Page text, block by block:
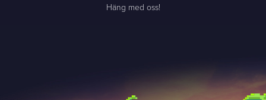
Häng med oss!